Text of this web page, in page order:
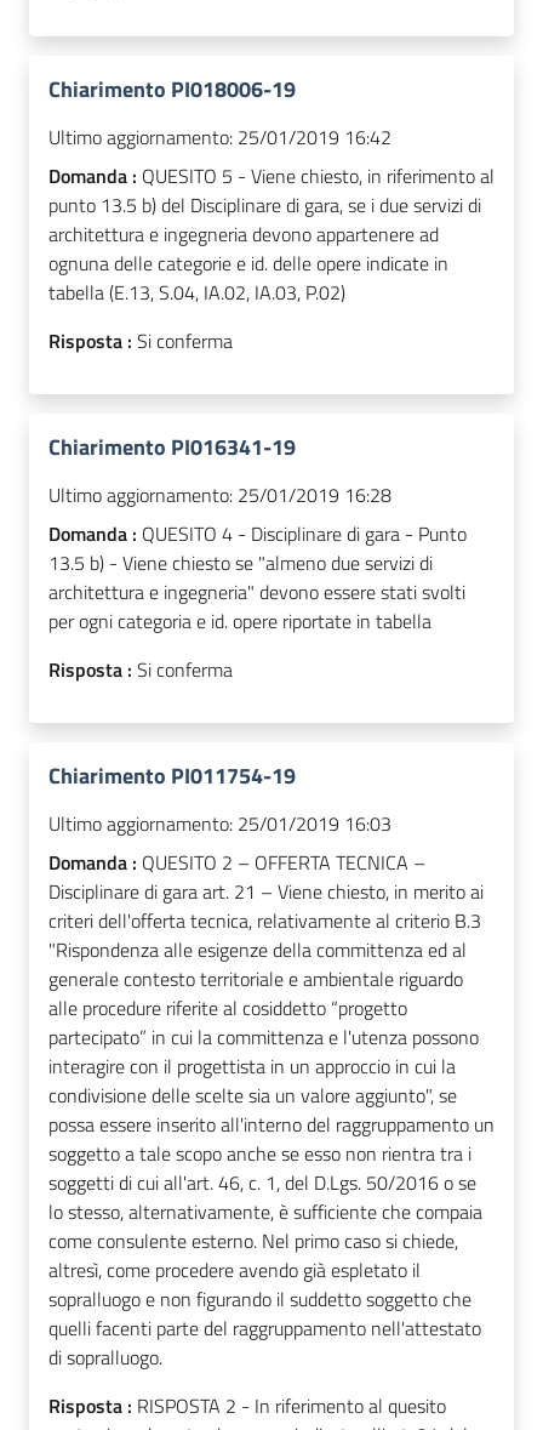
Chiarimento PI018006-19
Ultimo aggiornamento: 25/01/2019 16:42
Domanda : QUESITO 5 - Viene chiesto, in riferimento al
punto 13.5 b) del Disciplinare di gara, se i due servizi di
architettura e ingegneria devono appartenere ad
ognuna delle categorie e id. delle opere indicate in
tabella (E.13, S.04, IA.02, IA.03, P.02)
Risposta : Si conferma
Chiarimento PI016341-19
Ultimo aggiornamento: 25/01/2019 16:28
Domanda : QUESITO 4 - Disciplinare di gara - Punto
13.5 b) - Viene chiesto se "almeno due servizi di
architettura e ingegneria" devono essere stati svolti
per ogni categoria e id. opere riportate in tabella
Risposta : Si conferma
Chiarimento PI011754-19
Ultimo aggiornamento: 25/01/2019 16:03
Domanda : QUESITO 2 – OFFERTA TECNICA –
Disciplinare di gara art. 21 – Viene chiesto, in merito ai
criteri dell'offerta tecnica, relativamente al criterio B.3
"Rispondenza alle esigenze della committenza ed al
generale contesto territoriale e ambientale riguardo
alle procedure riferite al cosiddetto “progetto
partecipato” in cui la committenza e l'utenza possono
interagire con il progettista in un approccio in cui la
condivisione delle scelte sia un valore aggiunto", se
possa essere inserito all'interno del raggruppamento un
soggetto a tale scopo anche se esso non rientra tra i
soggetti di cui all'art. 46, c. 1, del D.Lgs. 50/2016 o se
lo stesso, alternativamente, è sufficiente che compaia
come consulente esterno. Nel primo caso si chiede,
altresì, come procedere avendo già espletato il
sopralluogo e non figurando il suddetto soggetto che
quelli facenti parte del raggruppamento nell'attestato
di sopralluogo.
Risposta : RISPOSTA 2 - In riferimento al quesito